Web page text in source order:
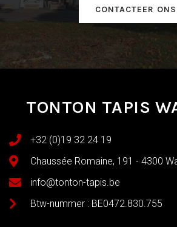
CONTACTEER ONS
TONTON TAPIS
+32 (0)19 32 24 19
Chaussée Romaine, 191 - 4300
info@tonton-tapis.be
Btw-nummer : BE0472.830.755